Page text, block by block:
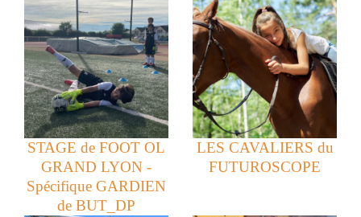
STAGE de FOOT OL
GRAND LYON -
Spécifique GARDIEN
de BUT_DP
LES CAVALIERS du
FUTUROSCOPE